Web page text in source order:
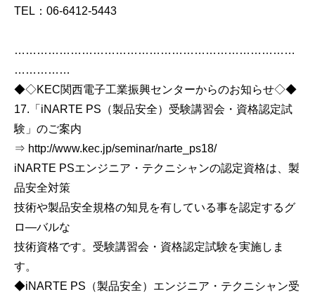
TEL：06-6412-5443
…………………………………………………………………
……………
◆◇KEC関西電子工業振興センターからのお知らせ◇◆
17.「iNARTE PS（製品安全）受験講習会・資格認定試
験」のご案内
⇒ http://www.kec.jp/seminar/narte_ps18/
iNARTE PSエンジニア・テクニシャンの認定資格は、製
品安全対策
技術や製品安全規格の知見を有している事を認定するグ
ロ―バルな
技術資格です。受験講習会・資格認定試験を実施しま
す。
◆iNARTE PS（製品安全）エンジニア・テクニシャン受